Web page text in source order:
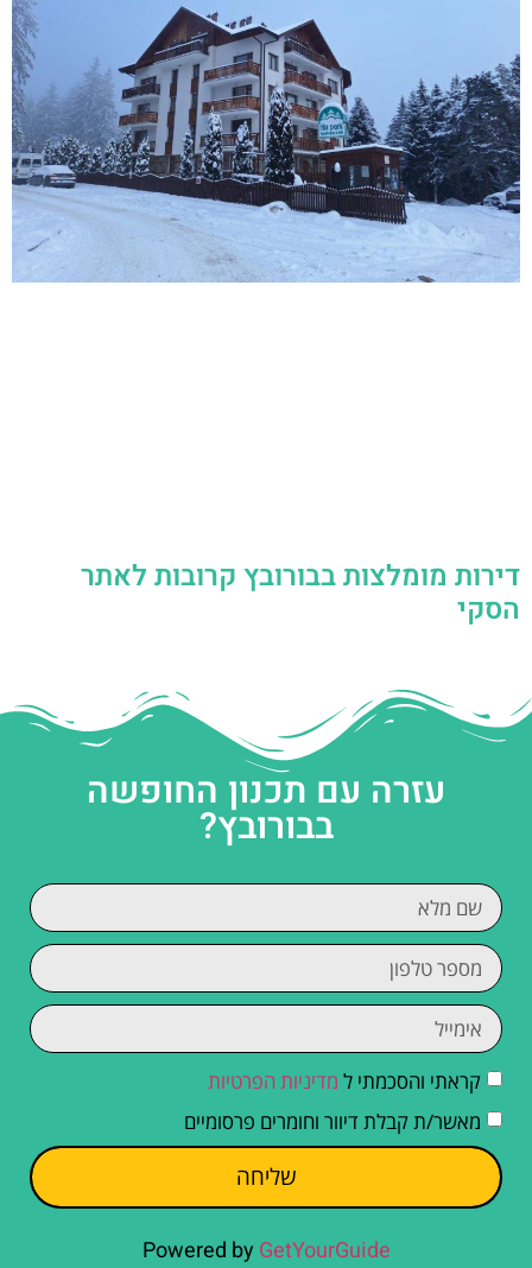
דירות מומלצות בבורובץ קרובות לאתר
הסקי
עזרה עם תכנון החופשה
בבורובץ?
קראתי והסכמתי ל מדיניות הפרטיות
מאשר/ת קבלת דיוור וחומרים פרסומיים
שליחה
Powered by GetYourGuide